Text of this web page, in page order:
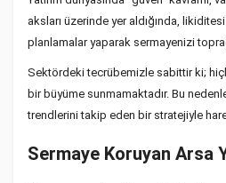
aksları üzerinde yer aldığında,
planlamalar yaparak sermayenizi
Sektördeki tecrübemizle sabittir ki;
bir büyüme sunmamaktadır. Bu
trendlerini takip eden bir stratejiyle
Sermaye Koruyan Arsa